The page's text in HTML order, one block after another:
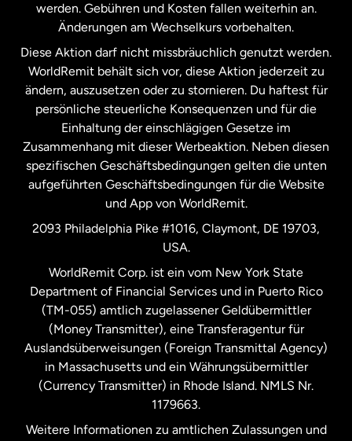
Neuseeland
Niederlande
Schweden
Spanien
Vereinigte Staaten English
Vereinigte Staaten
Vereinigtes Königreich
werden. Gebühren und Kosten fallen weiterhin an.
Änderungen am Wechselkurs vorbehalten.
Diese Aktion darf nicht missbräuchlich genutzt werden.
WorldRemit behält sich vor, diese Aktion jederzeit zu
ändern, auszusetzen oder zu stornieren. Du haftest für
persönliche steuerliche Konsequenzen und für die
Einhaltung der einschlägigen Gesetze im
Zusammenhang mit dieser Werbeaktion. Neben diesen
spezifischen Geschäftsbedingungen gelten die unten
aufgeführten Geschäftsbedingungen für die Website
und App von WorldRemit.
2093 Philadelphia Pike #1016, Claymont, DE 19703,
USA.
WorldRemit Corp. ist ein vom New York State
Department of Financial Services und in Puerto Rico
(TM-055) amtlich zugelassener Geldübermittler
(Money Transmitter), eine Transferagentur für
Auslandsüberweisungen (Foreign Transmittal Agency)
in Massachusetts und ein Währungsübermittler
(Currency Transmitter) in Rhode Island. NMLS Nr.
1179663.
Weitere Informationen zu amtlichen Zulassungen und